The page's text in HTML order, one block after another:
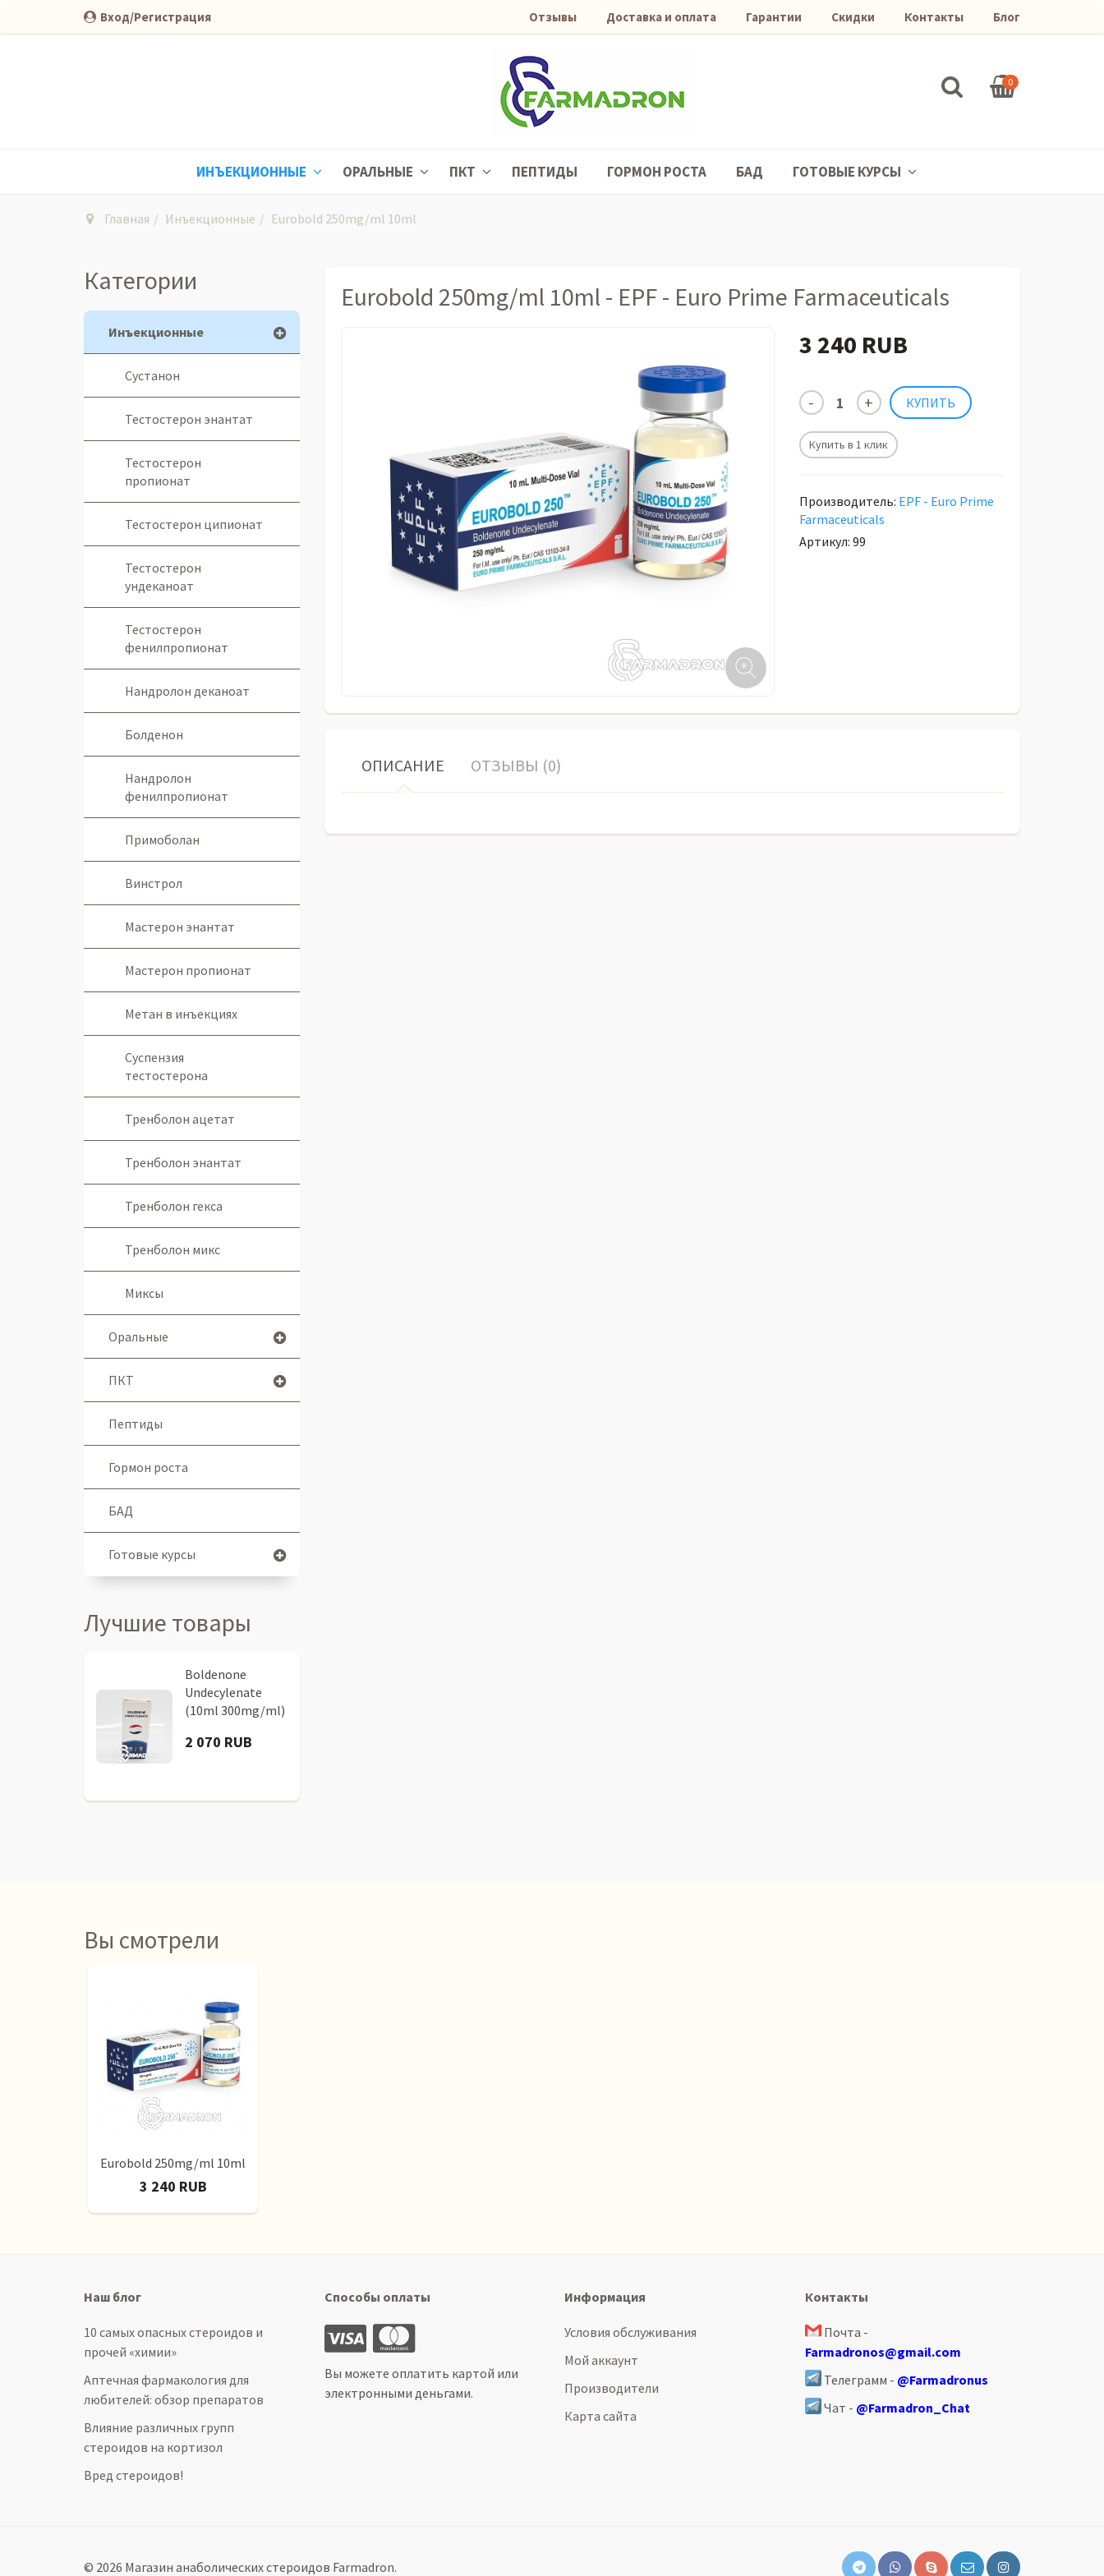
Вход/Регистрация Отзывы Доставка и оплата Гарантии Скидки Контакты Блог
0
ИНЪЕКЦИОННЫЕ ОРАЛЬНЫЕ ПКТ ПЕПТИДЫ ГОРМОН РОСТА БАД ГОТОВЫЕ КУРСЫ
Главная Инъекционные Eurobold 250mg/ml 10ml
Eurobold 250mg/ml 10ml - EPF - Euro Prime Farmaceuticals
3 240 RUB
Купить в 1 клик
Производитель: EPF - Euro Prime
Farmaceuticals
Артикул: 99
ОПИСАНИЕ ОТЗЫВЫ (0)
Категории
Инъекционные
Сустанон
Тестостерон энантат
Тестостерон
пропионат
Тестостерон ципионат
Тестостерон
ундеканоат
Тестостерон
фенилпропионат
Нандролон деканоат
Болденон
Нандролон
фенилпропионат
Примоболан
Винстрол
Мастерон энантат
Мастерон пропионат
Метан в инъекциях
Суспензия
тестостерона
Тренболон ацетат
Тренболон энантат
Тренболон гекса
Тренболон микс
Миксы
Оральные
ПКТ
Пептиды
Гормон роста
БАД
Готовые курсы
Лучшие товары
Boldenone
Undecylenate
(10ml 300mg/ml)
2 070 RUB
Вы смотрели
Eurobold 250mg/ml 10ml
3 240 RUB
Наш блог
10 самых опасных стероидов и
прочей «химии»
Аптечная фармакология для
любителей: обзор препаратов
Влияние различных групп
стероидов на кортизол
Вред стероидов!
Способы оплаты
Вы можете оплатить картой или
электронными деньгами.
Информация
Условия обслуживания
Мой аккаунт
Производители
Карта сайта
Контакты
Почта -
Farmadronos@gmail.com
Телеграмм - @Farmadronus
Чат - @Farmadron_Chat
© 2026 Магазин анаболических стероидов Farmadron.